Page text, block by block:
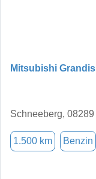
Mitsubishi Grandis
Schneeberg, 08289
1.500 km Benzin